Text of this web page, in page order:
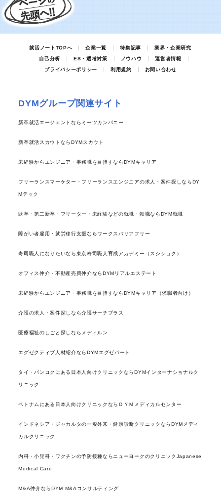
就活ノートTOPへ 企業一覧 特集記事
業界・企業研究
自己分析
ES・選考対策 ノウハウ
運営者情報
プライバシーポリシー
利用規約 お問い合わせ
DYMグループ関連サイト
新卒就活エージェントならミーツカンパニー
新卒就活スカウトならDYMスカウト
未経験からエンジニア・事務職を目指すならDYMキャリア
フリーランスマーケター・フリーランスエンジニアの求人・案件探しならDY
Mテック
既卒・第二新卒・フリーター・未経験などの就職・転職ならDYM就職
障がい者雇用・就労移行支援ならワークスバリアフリー
寿司職人になりたいなら東京寿司職人育成アカデミー（スシショク）
オフィス仲介・不動産売買仲介ならDYMリアルエステート
未経験からエンジニア・事務職を目指すならDYMキャリア（求職者向け）
介護の求人・案件探しなら介護サーチプラス
医療福祉のしごと探しならメディルン
エグゼクティブ人材紹介ならDYMエグゼパート
タイ・バンコクにある日本人向けクリニックならDYMインターナショナルク
リニック
ベトナムにある日本人向けクリニックならＤＹＭメディカルセンター
インドネシア・ジャカルタの一般外来・健康診断クリニックならDYMメディ
カルクリニック
内科・小児科・ワクチンの予防接種ならニューヨークのクリニックJapanese
Medical Care
M&A仲介ならDYM M&Aコンサルティング